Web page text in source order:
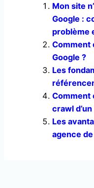
Mon site
Google :
problème
Comment
Google ?
Les
Comment
crawl
Les
agence